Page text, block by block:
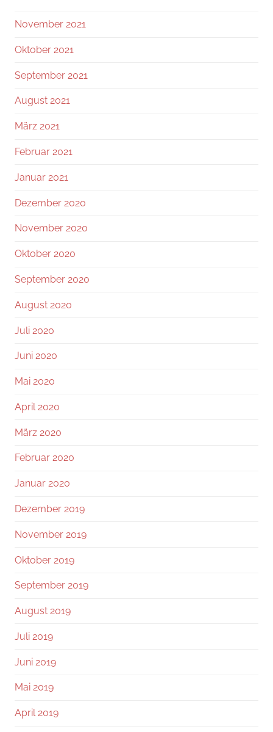
November 2021
Oktober 2021
September 2021
August 2021
März 2021
Februar 2021
Januar 2021
Dezember 2020
November 2020
Oktober 2020
September 2020
August 2020
Juli 2020
Juni 2020
Mai 2020
April 2020
März 2020
Februar 2020
Januar 2020
Dezember 2019
November 2019
Oktober 2019
September 2019
August 2019
Juli 2019
Juni 2019
Mai 2019
April 2019